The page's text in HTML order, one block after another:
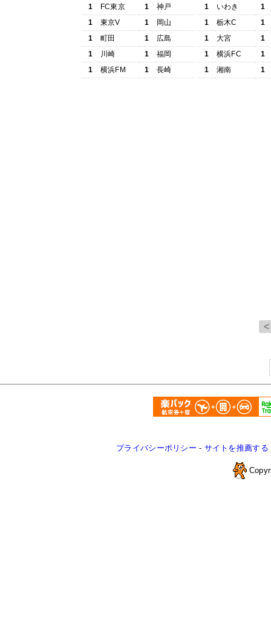
1
FC東京 1
神戸
1
東京V 1
岡山
1
町田 1
広島
1
川崎 1
福岡
1
横浜FM 1 長崎
1
いわき
1
1
栃木C
1
1
大宮
1
1
横浜FC
1
1
湘南 1
プライバシーポリシー - サイトを推薦する